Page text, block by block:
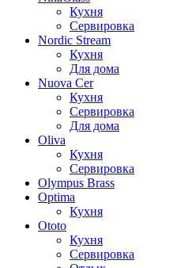
Кухня
Сервировка
Nordic Stream
Кухня
Для дома
Nuova Cer
Кухня
Сервировка
Для дома
Oliva
Кухня
Сервировка
Olympus Brass
Optima
Кухня
Ototo
Кухня
Сервировка